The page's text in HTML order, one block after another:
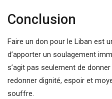
Conclusion
Faire un don pour le Liban est
d’apporter un soulagement
s’agit pas seulement de
redonner dignité, espoir et
souffre.